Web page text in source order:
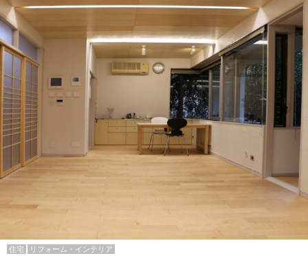
住宅 リフォーム・インテリア